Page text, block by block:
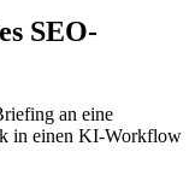
SEO-
an eine
in einen KI-Workflow